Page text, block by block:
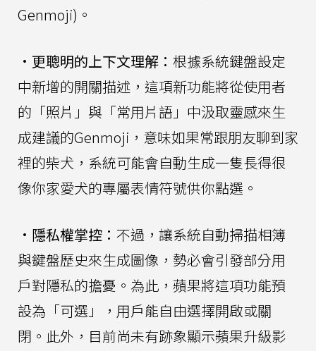
Genmoji)。
• 更聰明的上下文理解： 根據系統鍵盤設定
中新增的開關描述，這項新功能將從使用者
的「照片」與「常用片語」中汲取靈感來生
成建議的Genmoji，意味如果常跟朋友聊到家
裡的柴犬，系統可能會自動生成一隻長得很
像你家愛犬的專屬表情符號供你點選。
• 隱私權掌控： 不過，讓系統自動掃描相簿
與鍵盤歷史來生成圖像，勢必會引發部分用
戶對隱私的擔憂。為此，蘋果將這項功能預
設為「可選」，用戶能自由選擇開啟或關
閉。此外，目前尚未有跡象顯示蘋果升級影